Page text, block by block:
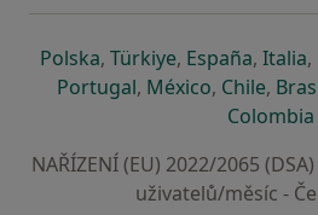
Polskase otevře v nové
, Türkiyese otevře v
, Españase
, Italia,
Portugalse otevře v nové
, Méxicose otevře v
, Chilese
,
Colombia
NAŘÍZENÍ (EU) 2022/2065
uživatelů/měsíc -